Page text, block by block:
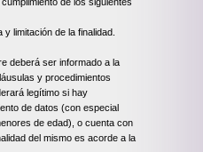
limitación de la finalidad.
deberá ser informado a la
y procedimientos
legítimo si hay
de datos (con especial
de edad), o cuenta con
del mismo es acorde a la